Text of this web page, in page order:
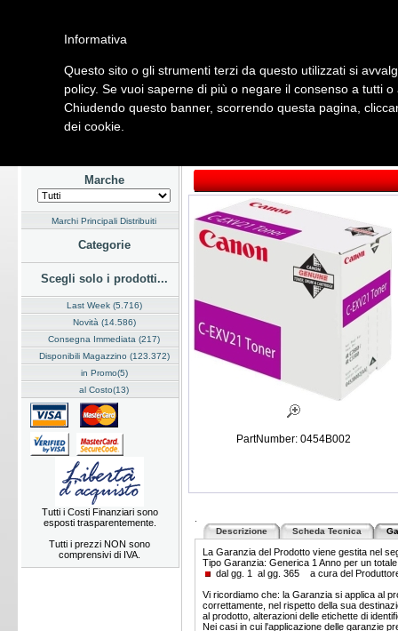
Home Listino Marchi Dati Cliente Servizi Company
Hardware Software Fotografia Telefonia Audio Video
Marche
Marchi Principali Distribuiti
Categorie
Scegli solo i prodotti...
Last Week (5.716)
Novità (14.586)
Consegna Immediata (217)
Disponibili Magazzino (123.372)
in Promo(5)
al Costo(13)
Tutti i Costi Finanziari sono
esposti trasparentemente.
Tutti i prezzi NON sono
comprensivi di IVA.
PartNumber: 0454B002
Descrizione Scheda Tecnica
La Garanzia del Prodotto viene gestita nel
Tipo Garanzia: Generica 1 Anno per un
dal gg. 1 al gg. 365 a cura del
Vi ricordiamo che: la Garanzia si applica al
correttamente, nel rispetto della sua
al prodotto, alterazioni delle etichette di
Nei casi in cui l'applicazione delle garanzie
Informativa
Questo sito o gli strumenti terzi da questo utilizzati si
policy. Se vuoi saperne di più o negare il consenso a tutti
Chiudendo questo banner, scorrendo questa pagina,
dei cookie.